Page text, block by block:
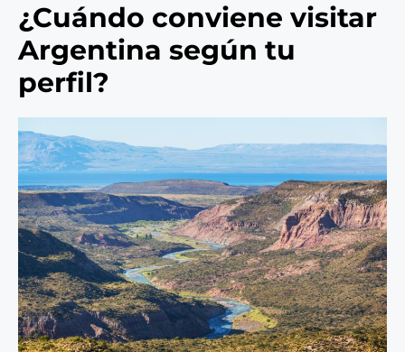
¿Cuándo conviene visitar
Argentina según tu
perfil?